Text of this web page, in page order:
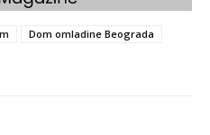
Dom omladine Beograda